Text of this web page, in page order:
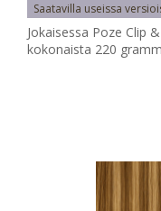
Saatavilla useissa
Jokaisessa Poze Clip
kokonaista 220